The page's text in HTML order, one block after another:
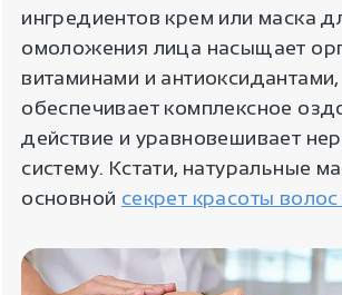
ингредиентов крем или маска
омоложения лица насыщает
витаминами и антиоксидантами,
обеспечивает комплексное
действие и уравновешивает
систему. Кстати, натуральные
основной секрет красоты